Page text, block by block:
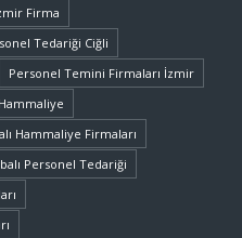
Firma
Tedariği Ciğli
Personel Temini Firmaları İzmir
Hammaliye Firmaları
Personel Tedariği